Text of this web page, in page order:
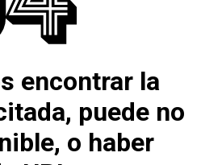
encontrar la
puede no
o haber